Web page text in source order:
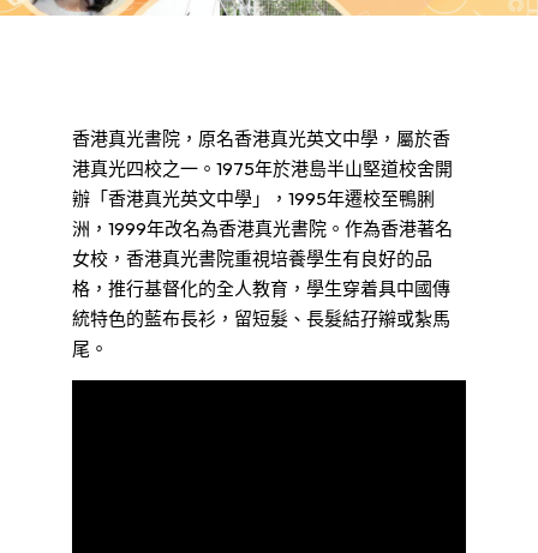
香港真光書院，原名香港真光英文中學，屬於香
港真光四校之一。1975年於港島半山堅道校舍開
辦「香港真光英文中學」，1995年遷校至鴨脷
洲，1999年改名為香港真光書院。作為香港著名
女校，香港真光書院重視培養學生有良好的品
格，推行基督化的全人教育，學生穿着具中國傳
統特色的藍布長衫，留短髮、長髮結孖辮或紮馬
尾。